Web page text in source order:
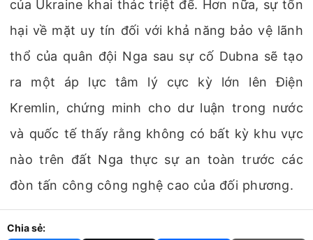
của Ukraine khai thác triệt để. Hơn nữa, sự tổn
hại về mặt uy tín đối với khả năng bảo vệ lãnh
thổ của quân đội Nga sau sự cố Dubna sẽ tạo
ra một áp lực tâm lý cực kỳ lớn lên Điện
Kremlin, chứng minh cho dư luận trong nước
và quốc tế thấy rằng không có bất kỳ khu vực
nào trên đất Nga thực sự an toàn trước các
đòn tấn công công nghệ cao của đối phương.
Chia sẻ: